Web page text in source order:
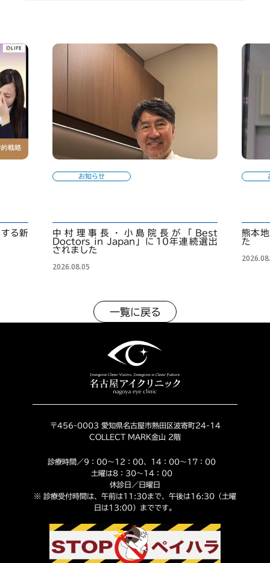
る新
お知らせ
中村理事長・小島院長が「Best
Doctors in Japan」に10年連続選出
されました
2026.08.05
熊本
た
一覧に戻る
〒456-0003 愛知県名古屋市熱田区波寄町24-14
COLLECT MARK金山 2階
診療時間／9：00～12：00、14：00～17：00
土曜は8：30～14：00
休診日／日曜日
※ 診療受付時間は、午前は11:30まで、午後は16:30（土曜
日は13:00）までです。